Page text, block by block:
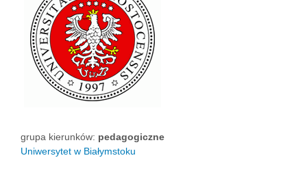
grupa kierunków: pedagogiczne
Uniwersytet w Białymstoku